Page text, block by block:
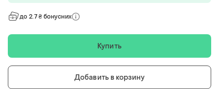
до 2.7 ₴ бонусних
Купить
Добавить в корзину